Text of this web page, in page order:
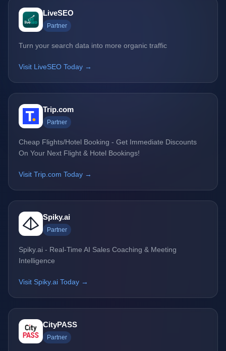
LiveSEO
Partner
Turn your search data into more organic traffic
Visit LiveSEO Today →
Trip.com
Partner
Cheap Flights/Hotel Booking - Get Immediate Discounts
On Your Next Flight & Hotel Bookings!
Visit Trip.com Today →
Spiky.ai
Partner
Spiky.ai - Real-Time AI Sales Coaching & Meeting
Intelligence
Visit Spiky.ai Today →
CityPASS
Partner